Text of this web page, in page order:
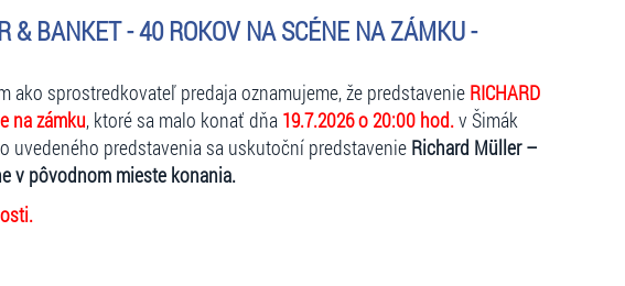
stánky s občerstvením, nápojmi a kvalitným zámockým vínom ako aj
kuchyňou a príjemným posedením na zámockej terase.
počasia
počasia (napr. v daždi), a to v prípade, že je to
tímom. Podujatie môže byť prerušené (aj opakovane) a potom opäť
v prípade, že v čase začiatku podujatie prší, usporiadateľ si
Ak je predstavenie zrušené po viac ako 30 odohraných minútach
nepriaznivého počasia odporúčame pršiplášť,
Počas predstavenia nie je možné používať dáždniky, pretože
& BANKET - 40 ROKOV NA SCÉNE NA ZÁMKU -
ako sprostredkovateľ predaja oznamujeme, že predstavenie RICHARD
na zámku, ktoré sa malo konať dňa 19.7.2026 o 20:00 hod.v Šimák
uvedeného predstavenia sa uskutoční predstavenie Richard Müller –
v pôvodnom mieste konania.